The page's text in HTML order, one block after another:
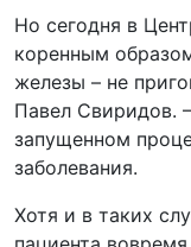
Но сегодня в
коренным
железы – не
Павел Свиридов.
запущенном
заболевания.
Хотя и в таких